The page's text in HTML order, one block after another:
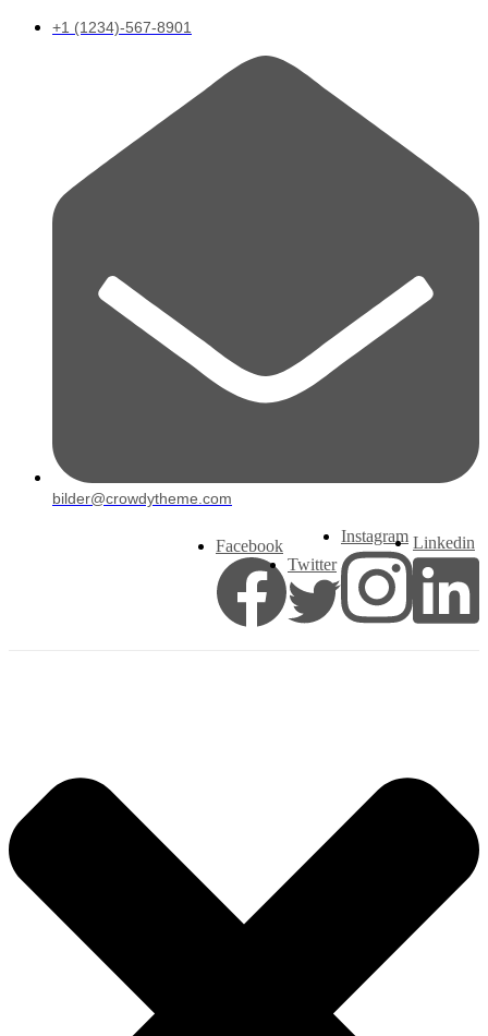
+1 (1234)-567-8901
bilder@crowdytheme.com
Facebook
Twitter
Instagram Linkedin